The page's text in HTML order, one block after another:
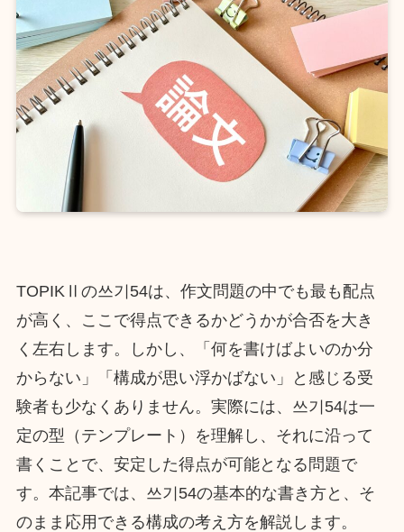
TOPIKⅡの쓰기54は、作文問題の中でも最も配点
が高く、ここで得点できるかどうかが合否を大き
く左右します。しかし、「何を書けばよいのか分
からない」「構成が思い浮かばない」と感じる受
験者も少なくありません。実際には、쓰기54は一
定の型（テンプレート）を理解し、それに沿って
書くことで、安定した得点が可能となる問題で
す。本記事では、쓰기54の基本的な書き方と、そ
のまま応用できる構成の考え方を解説します。